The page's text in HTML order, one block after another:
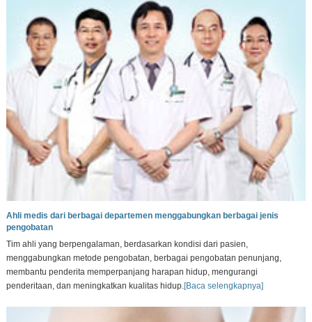
Ahli medis dari berbagai departemen menggabungkan berbagai jenis
pengobatan
Tim ahli yang berpengalaman, berdasarkan kondisi dari pasien,
menggabungkan metode pengobatan, berbagai pengobatan penunjang,
membantu penderita memperpanjang harapan hidup, mengurangi
penderitaan, dan meningkatkan kualitas hidup.[Baca selengkapnya]